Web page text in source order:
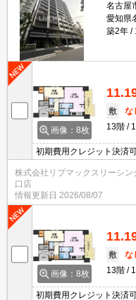
名古屋
愛知県
築2年
画像：8枚
敷
な
13階
初期費用クレジット決済
駅徒歩圏内♪オートロッ
ど設備充実の分譲賃貸マ
株式会社リブマックスリーシン
口店
情報更新日 2026/08/07
画像：8枚
敷
な
13階
初期費用クレジット決済